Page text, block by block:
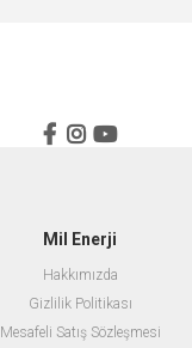
Mil Enerji
Hakkımızda
Gizlilik Politikası
Mesafeli Satış Sözleşmesi